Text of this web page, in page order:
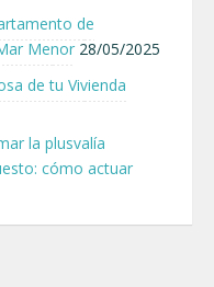
de
Menor 28/05/2025
de tu Vivienda
la plusvalía
cómo actuar